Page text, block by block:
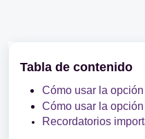
Tabla de contenido
Cómo usar la
Cómo usar la
Recordatorios